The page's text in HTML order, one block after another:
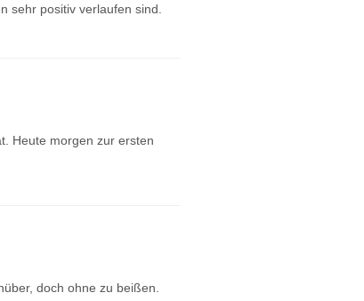
sehr positiv verlaufen sind.
Heute morgen zur ersten
doch ohne zu beißen.